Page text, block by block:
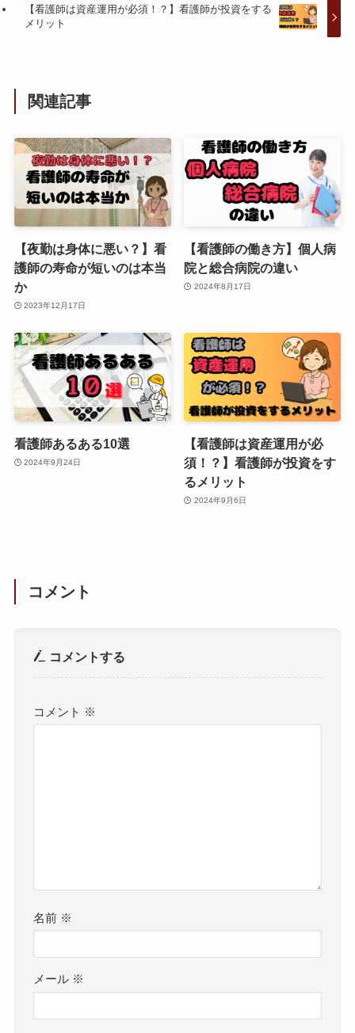
【看護師は資産運用が必須！？】看護師が投資をする
メリット
関連記事
【夜勤は身体に悪い？】看
護師の寿命が短いのは本当
か
2023年12月17日
【看護師の働き方】個人病
院と総合病院の違い
2024年8月17日
看護師あるある10選
2024年9月24日
【看護師は資産運用が必
須！？】看護師が投資をす
るメリット
2024年9月6日
コメント
コメントする
コメント ※
名前 ※
メール ※